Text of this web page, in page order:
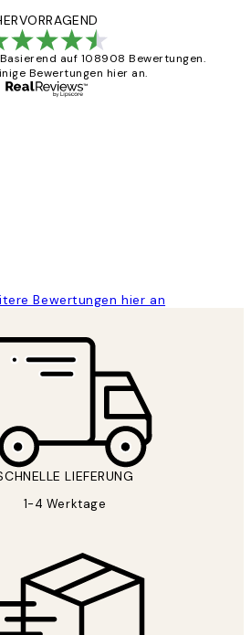
Basierend auf 108908 Bewertungen.
Bewertungen hier an.
Bewertungen hier an
LIEFERUNG
1-4 Werktage